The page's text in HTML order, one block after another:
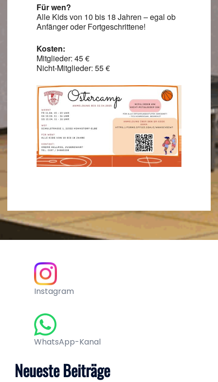
Für wen?
Alle Kids von 10 bis 18 Jahren – egal ob
Anfänger oder Fortgeschrittene!
Kosten:
Mitglieder: 45 €
Nicht-Mitglieder: 55 €
Instagram
WhatsApp-Kanal
Neueste Beiträge